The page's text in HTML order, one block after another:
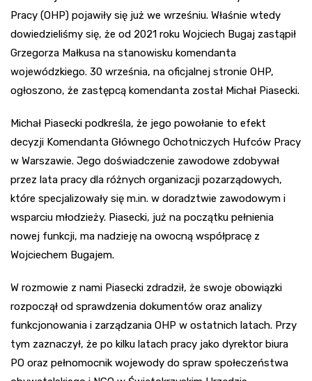
Pracy (OHP) pojawiły się już we wrześniu. Właśnie wtedy
dowiedzieliśmy się, że od 2021 roku Wojciech Bugaj zastąpił
Grzegorza Małkusa na stanowisku komendanta
wojewódzkiego. 30 września, na oficjalnej stronie OHP,
ogłoszono, że zastępcą komendanta został Michał Piasecki.
Michał Piasecki podkreśla, że jego powołanie to efekt
decyzji Komendanta Głównego Ochotniczych Hufców Pracy
w Warszawie. Jego doświadczenie zawodowe zdobywał
przez lata pracy dla różnych organizacji pozarządowych,
które specjalizowały się m.in. w doradztwie zawodowym i
wsparciu młodzieży. Piasecki, już na początku pełnienia
nowej funkcji, ma nadzieję na owocną współpracę z
Wojciechem Bugajem.
W rozmowie z nami Piasecki zdradził, że swoje obowiązki
rozpoczął od sprawdzenia dokumentów oraz analizy
funkcjonowania i zarządzania OHP w ostatnich latach. Przy
tym zaznaczył, że po kilku latach pracy jako dyrektor biura
PO oraz pełnomocnik wojewody do spraw społeczeństwa